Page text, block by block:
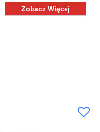
Zobacz Więcej